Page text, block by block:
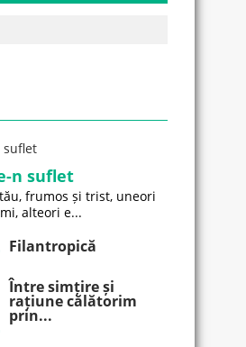
n suflet
frumos și trist, uneori
alteori e...
Filantropică
Între simțire și
rațiune călătorim
prin...